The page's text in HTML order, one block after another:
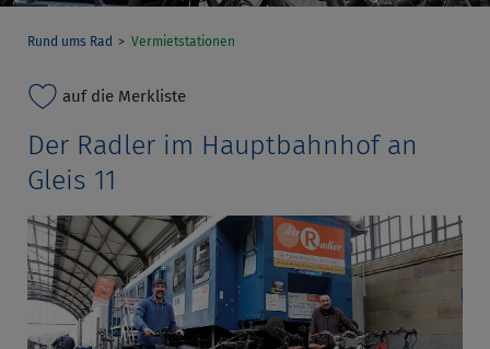
Rund ums Rad Vermietstationen
auf die Merkliste
Der Radler im Hauptbahnhof an
Gleis 11